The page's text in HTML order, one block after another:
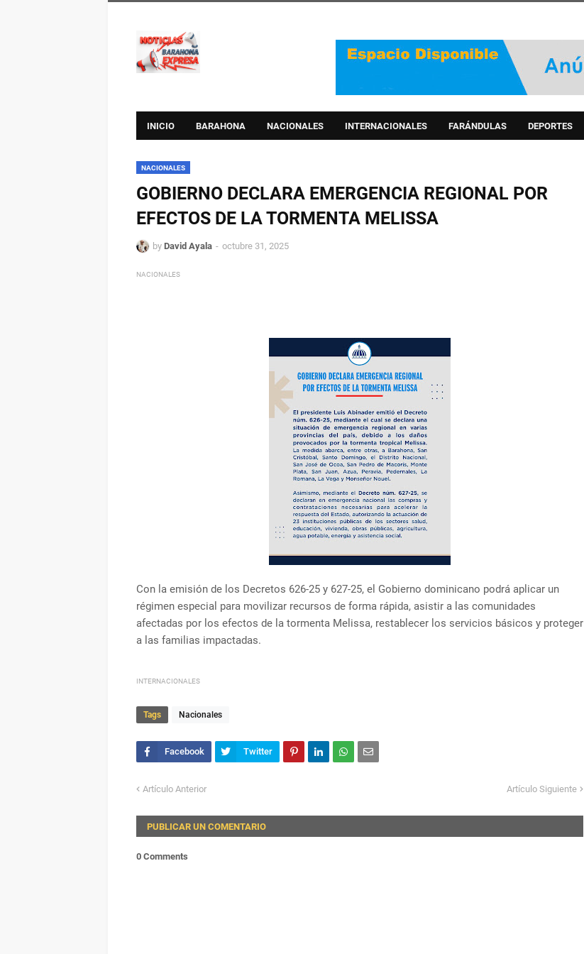
INICIO BARAHONA NACIONALES INTERNACIONALES FARÁNDULAS DEPORTES
NACIONALES
GOBIERNO DECLARA EMERGENCIA REGIONAL POR
EFECTOS DE LA TORMENTA MELISSA
by David Ayala octubre 31, 2025
NACIONALES
Con la emisión de los Decretos 626-25 y 627-25, el Gobierno dominicano podrá aplicar un
régimen especial para movilizar recursos de forma rápida, asistir a las comunidades
afectadas por los efectos de la tormenta Melissa, restablecer los servicios básicos y proteger
a las familias impactadas.
INTERNACIONALES
Tags Nacionales
Artículo Anterior Artículo Siguiente
PUBLICAR UN COMENTARIO
0 Comments